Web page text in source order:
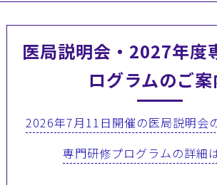
医局説明会・2027年度
ログラムのご案
2026年7月11日開催の医局説明会
専門研修プログラムの詳細